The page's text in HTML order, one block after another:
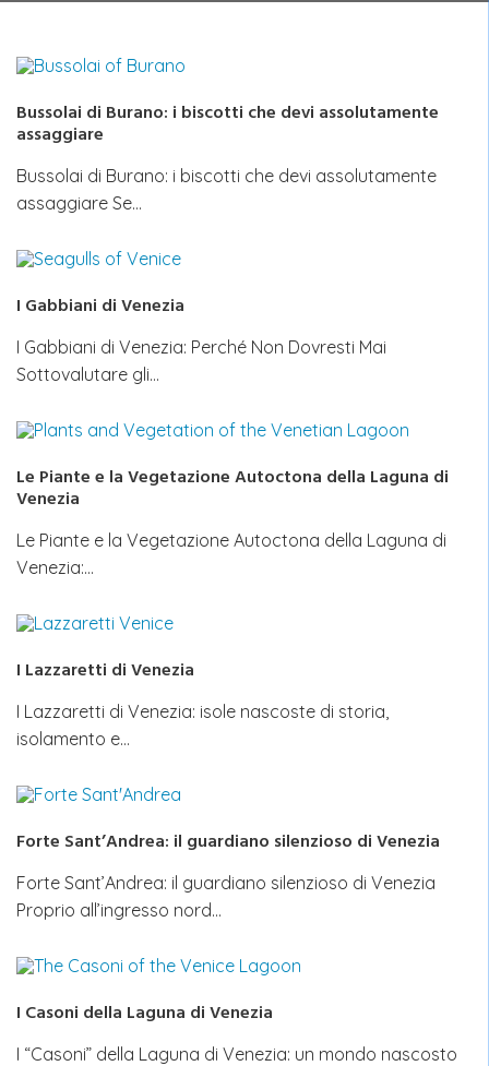
Bussolai di Burano: i biscotti che devi assolutamente
assaggiare
Bussolai di Burano: i biscotti che devi assolutamente
assaggiare Se…
I Gabbiani di Venezia
I Gabbiani di Venezia: Perché Non Dovresti Mai
Sottovalutare gli…
Le Piante e la Vegetazione Autoctona della Laguna di
Venezia
Le Piante e la Vegetazione Autoctona della Laguna di
Venezia:…
I Lazzaretti di Venezia
I Lazzaretti di Venezia: isole nascoste di storia,
isolamento e…
Forte Sant’Andrea: il guardiano silenzioso di Venezia
Forte Sant’Andrea: il guardiano silenzioso di Venezia
Proprio all’ingresso nord…
I Casoni della Laguna di Venezia
I “Casoni” della Laguna di Venezia: un mondo nascosto